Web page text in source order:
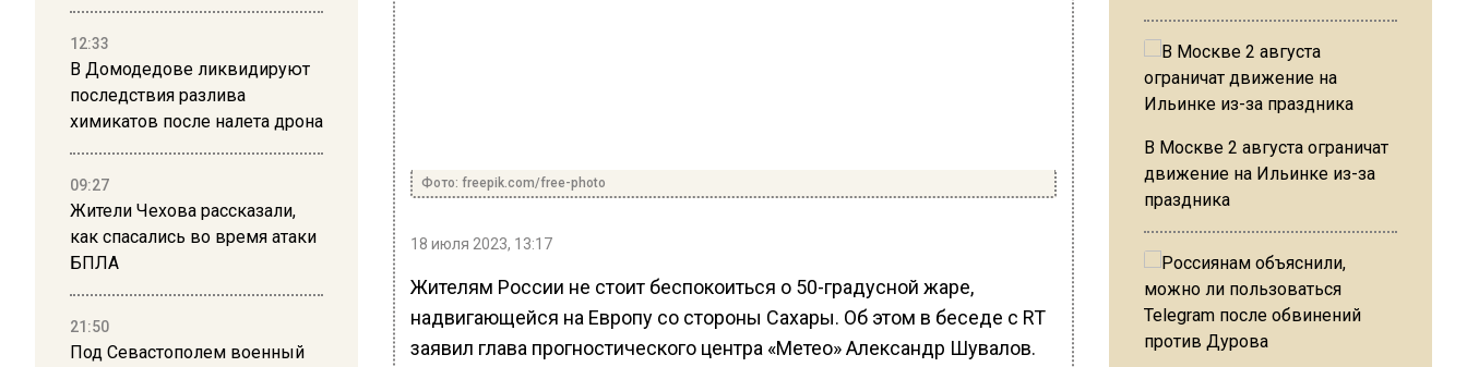
12:33
В Домодедове ликвидируют
последствия разлива
химикатов после налета дрона
09:27
Жители Чехова рассказали,
как спасались во время атаки
БПЛА
21:50
Под Севастополем военный
Фото: freepik.com/free-photo
18 июля 2023, 13:17
Жителям России не стоит беспокоиться о 50-градусной жаре,
надвигающейся на Европу со стороны Сахары. Об этом в беседе с RT
заявил глава прогностического центра «Метео» Александр Шувалов.
В Москве 2 августа ограничат
движение на Ильинке из-за
праздника